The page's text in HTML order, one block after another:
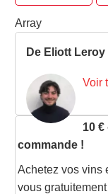
Array
De Eliott Leroy
Voir
10
commande !
Achetez vos vins
vous